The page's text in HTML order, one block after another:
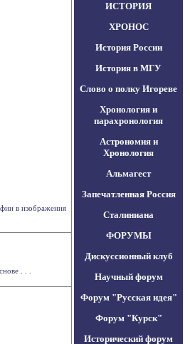
в изображения
. . .
ИСТОРИЯ
ХРОНОС
История России
История в МГУ
Слово о полку Игореве
Хронология и
парахронология
Астрономия и
Хронология
Альмагест
Запечатленная Россия
Сталиниана
ФОРУМЫ
Дискуссионный клуб
Научный форум
Форум "Русская идея"
Форум "Курск"
Исторический форум